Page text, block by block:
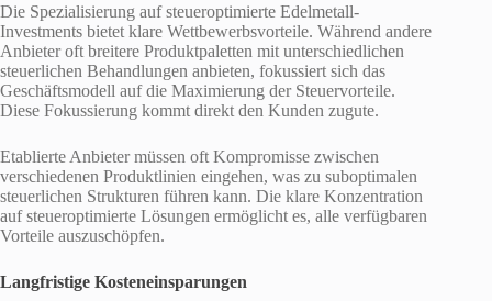
Die Spezialisierung auf steueroptimierte Edelmetall-
Investments bietet klare Wettbewerbsvorteile. Während andere
Anbieter oft breitere Produktpaletten mit unterschiedlichen
steuerlichen Behandlungen anbieten, fokussiert sich das
Geschäftsmodell auf die Maximierung der Steuervorteile.
Diese Fokussierung kommt direkt den Kunden zugute.
Etablierte Anbieter müssen oft Kompromisse zwischen
verschiedenen Produktlinien eingehen, was zu suboptimalen
steuerlichen Strukturen führen kann. Die klare Konzentration
auf steueroptimierte Lösungen ermöglicht es, alle verfügbaren
Vorteile auszuschöpfen.
Langfristige Kosteneinsparungen